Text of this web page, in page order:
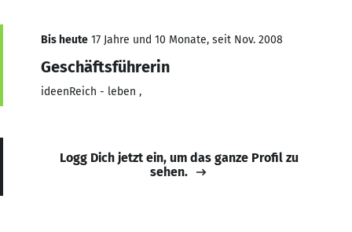
Bis heute 17 Jahre und 10 Monate, seit Nov. 2008
Geschäftsführerin
ideenReich - leben ,
Logg Dich jetzt ein, um das ganze Profil zu
sehen.